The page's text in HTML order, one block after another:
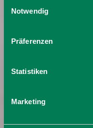
Cookies, wenn Sie
Notwendig
Präferenzen
Statistiken
Marketing